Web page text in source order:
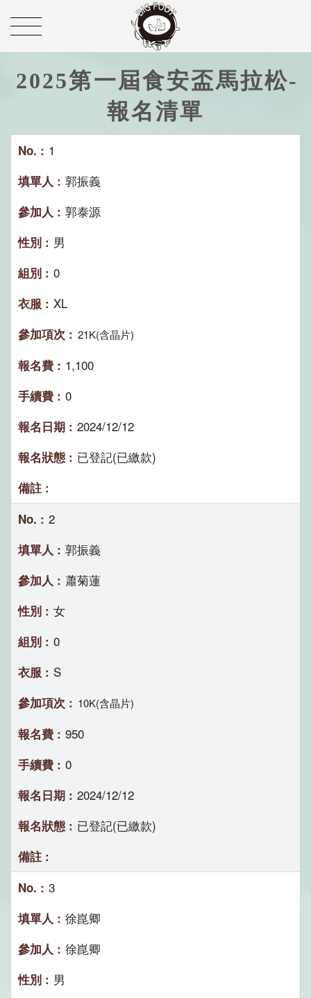
2025第一屆食安盃馬拉松-
報名清單
1
郭振義
郭泰源
男
0
XL
21K(含晶片)
1,100
0
2024/12/12
已登記(已繳款)
2
郭振義
蕭菊蓮
女
0
S
10K(含晶片)
950
0
2024/12/12
已登記(已繳款)
3
徐崑卿
徐崑卿
男